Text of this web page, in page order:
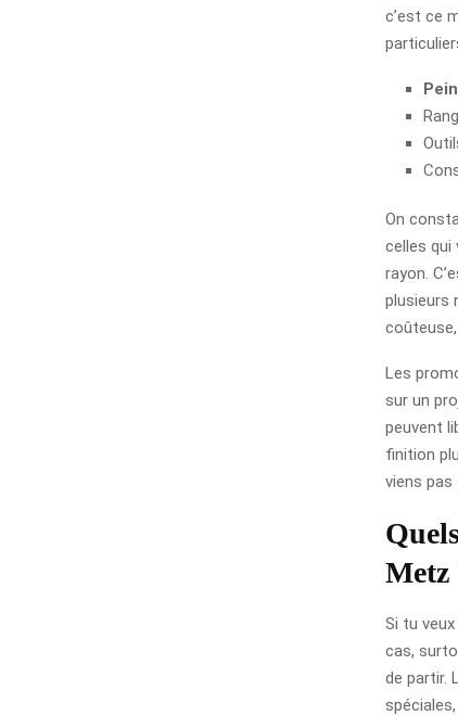
c’est ce
On
celles qui
rayon.
plusieurs
Les
sur un
peuvent
finition
viens
Metz
Si tu
cas,
de partir.